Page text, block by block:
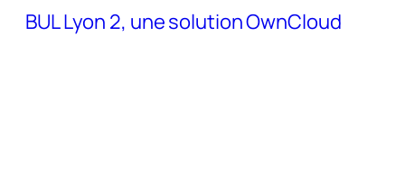
BUL Lyon 2, une solution OwnCloud